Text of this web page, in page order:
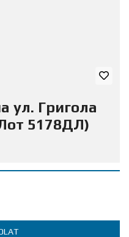
ул. Григола
5178ДЛ)